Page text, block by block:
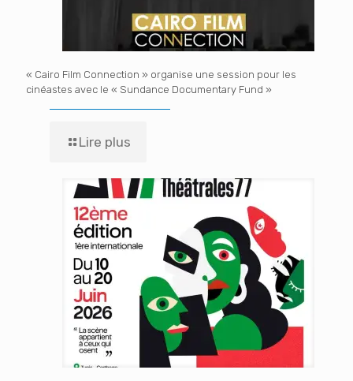
« Cairo Film Connection » organise une session pour les
cinéastes avec le « Sundance Documentary Fund »
Lire plus